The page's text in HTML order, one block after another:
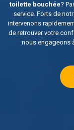
toilette bouchée?
service. Forts de
intervenons
de retrouver votre
nous engageons